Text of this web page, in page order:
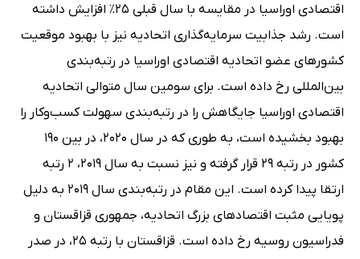
اقتصادی اوراسیا در مقایسه با سال قبلی 25٪ افزایش داشته
است. رشد جذابیت سرمایه‌گذاری اتحادیه نیز با بهبود موقعیت
کشورهای عضو اتحادیه اقتصادی اوراسیا در رتبه‌بندی
بین‌المللی رخ داده است. برای سومین سال متوالی اتحادیه
اقتصادی اوراسیا جایگاهش را در رتبه‌بندی سهولت کسب‌وکار را
بهبود بخشیده است، به طوری که در سال 2020، در بین 190
کشور در رتبه 29 قرار گرفته و نیز نسبت به سال 2019، 2 رتبه
ارتقا پیدا کرده است. این مقام در رتبه‌بندی سال 2019 به دلیل
پویایی مثبت اقتصادهای بزرگ اتحادیه، جمهوری قزاقستان و
فدراسیون روسیه رخ داده است. قزاقستان با رتبه 25، در صدر